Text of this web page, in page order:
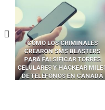
LA BRECHA INVISIBLE: CÓMO
LOS AGENTES DE IA SE
CONVIRTIERON EN LA
SUPERFICIE DE ATAQUE MÁS
PELIGROSA DE 2025–2026